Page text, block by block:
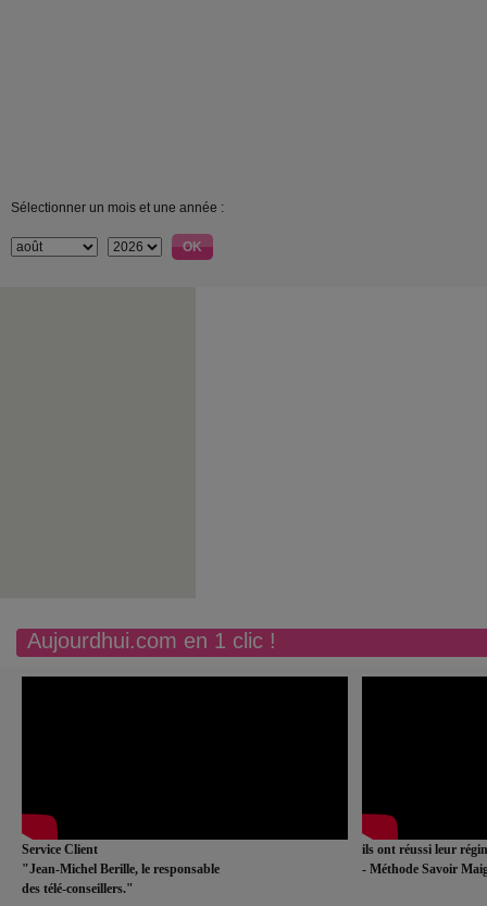
Sélectionner un mois et une année :
Aujourdhui.com en 1 clic !
Service Client
"Jean-Michel Berille, le responsable
des télé-conseillers."
ils ont réussi leur
- Méthode Savoir